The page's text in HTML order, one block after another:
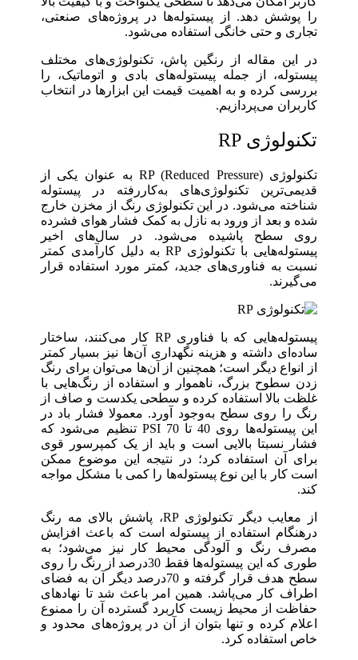
را پوشش دهد. از پیستوله‌ها در پروژه‌های صنعتی،
تجاری و حتی خانگی استفاده می‌شود.
در این مقاله از رنگین پاش، تکنولوژی‌های مختلف
پیستوله، از جمله پیستوله‌های بادی و اتوماتیک، را
بررسی کرده و به اهمیت قیمت این ابزارها در انتخاب
کاربران می‌پردازیم.
تکنولوژی RP
تکنولوژی RP (Reduced Pressure) به ‌عنوان یکی از
قدیمی‌ترین تکنولوژی‌های به‌کاررفته در پیستوله
‌شناخته می‌شود. در این تکنولوژی رنگ از مخزن خارج
شده و بعد از ورود به نازل به ‌کمک فشار هوای فشرده
روی سطح پاشیده می‌شود. در سال‌های اخیر
پیستوله‌هایی با تکنولوژی RP به‌ دلیل کارآمدی کمتر
نسبت ‌‌به فناوری‌های جدید، کمتر مورد استفاده قرار
می‌گیرند.
پیستوله‌هایی که با فناوری RP کار می‌کنند، ساختار
ساده‌ای داشته و هزینه نگهداری آن‌ها نیز بسیار کمتر
از انواع دیگر است؛ همچنین از آن‌ها می‌توان برای رنگ
زدن سطوح بزرگ، ناهموار و استفاده از رنگ‌هایی با
غلظت بالا استفاده کرده و سطحی یکدست و صاف از
رنگ را روی سطح به‌وجود آورد. معمولا فشار باد در
این پیستوله‌ها روی 40 تا 70 PSI تنظیم می‌شود که
فشار نسبتا بالایی است و باید از یک کمپرسور قوی
برای آن استفاده کرد؛ در نتیجه این موضوع ممکن
است کار با این نوع پیستوله‌ها را کمی با مشکل مواجه
کند.
از معایب دیگر تکنولوژی RP، پاشش بالای مه رنگ
درهنگام استفاده از پیستوله است که باعث افزایش
مصرف رنگ و آلودگی محیط کار نیز می‌شود؛ به‌
طوری که این پیستوله‌ها فقط 30درصد از رنگ را روی
سطح هدف قرار گرفته و 70درصد دیگر آن به فضای
اطراف کار می‌پاشد. همین امر باعث شد تا نهادهای
حفاظت از محیط زیست کاربرد گسترده آن را ممنوع
اعلام کرده و تنها بتوان از آن در پروژه‌های محدود و
خاص استفاده کرد.